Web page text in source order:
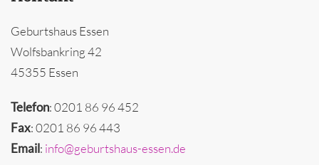
Geburtshaus Essen
Wolfsbankring 42
45355 Essen
Telefon: 0201 86 96 452
Fax: 0201 86 96 443
Email: info@geburtshaus-essen.de